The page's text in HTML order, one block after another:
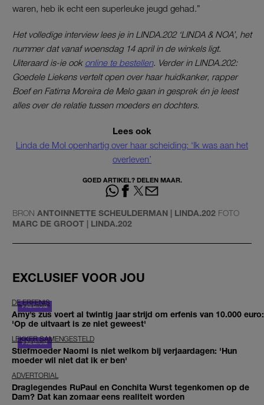
waren, heb ik echt een superleuke jeugd gehad.”
Het volledige interview lees je in LINDA.202 ‘LINDA & NOA’, het
nummer dat vanaf woensdag 14 april in de winkels ligt.
Uiteraard is-ie ook online te bestellen. Verder in LINDA.202:
Goedele Liekens vertelt open over haar huidkanker, rapper
Boef en Fatima Moreira de Melo gaan in gesprek én je leest
alles over de relatie tussen moeders en dochters.
Lees ook
Linda de Mol openhartig over haar scheiding: ‘Ik was aan het
overleven’
GOED ARTIKEL? DELEN MAAR.
BRON ANTOINNETTE SCHEULDERMAN | LINDA.202 FOTO
MARC DE GROOT | LINDA.202
EXCLUSIEF VOOR JOU
DE ERFENIS
Amy’s zus voert al twintig jaar strijd om erfenis van 10.000 euro:
'Op de uitvaart is ze niet geweest'
LEKKER SAMENGESTELD
Stiefmoeder Naomi is niet welkom bij verjaardagen: 'Hun
moeder wil niet dat ik er ben'
ADVERTORIAL
Draglegendes RuPaul en Conchita Wurst tegenkomen op de
Dam? Dat kan zomaar eens realiteit worden